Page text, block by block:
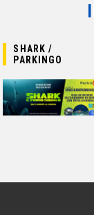
SHARK /
PARKINGO